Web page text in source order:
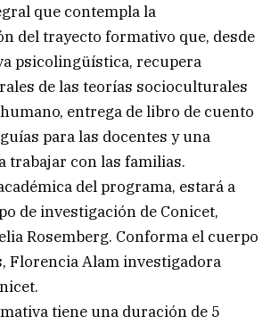
que contempla la
del trayecto formativo que, desde
psicolingüística, recupera
de las teorías socioculturales
entrega de libro de cuento
para las docentes y una
trabajar con las familias.
del programa, estará a
de investigación de Conicet,
Rosemberg. Conforma el cuerpo
Florencia Alam investigadora
tiene una duración de 5